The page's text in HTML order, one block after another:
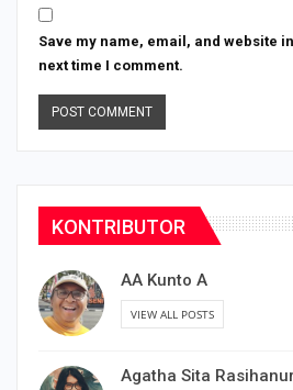
Save my name, email, and website
next time I comment.
KONTRIBUTOR
AA Kunto A
VIEW ALL POSTS
Agatha Sita